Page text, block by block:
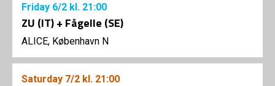
Friday 6/2 kl. 21:00
ZU (IT) + Fågelle (SE)
ALICE, København N
Saturday 7/2 kl. 21:00